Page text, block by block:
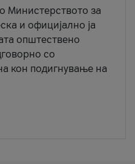
Министерството за
и официјално ја
општествено
со
кон подигнување на